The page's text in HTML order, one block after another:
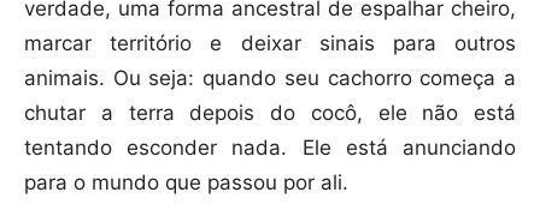
verdade, uma forma ancestral de espalhar cheiro,
marcar território e deixar sinais para outros
animais. Ou seja: quando seu cachorro começa a
chutar a terra depois do cocô, ele não está
tentando esconder nada. Ele está anunciando
para o mundo que passou por ali.